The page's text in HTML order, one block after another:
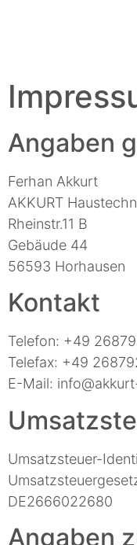
Angaben
Ferhan Akkurt
AKKURT
Rheinstr.11 B
Gebäude 44
56593 Horhausen
Kontakt
Telefon: +49
Telefax: +49
E-Mail:
Umsatzsteuer-
DE2666022680
Angaben